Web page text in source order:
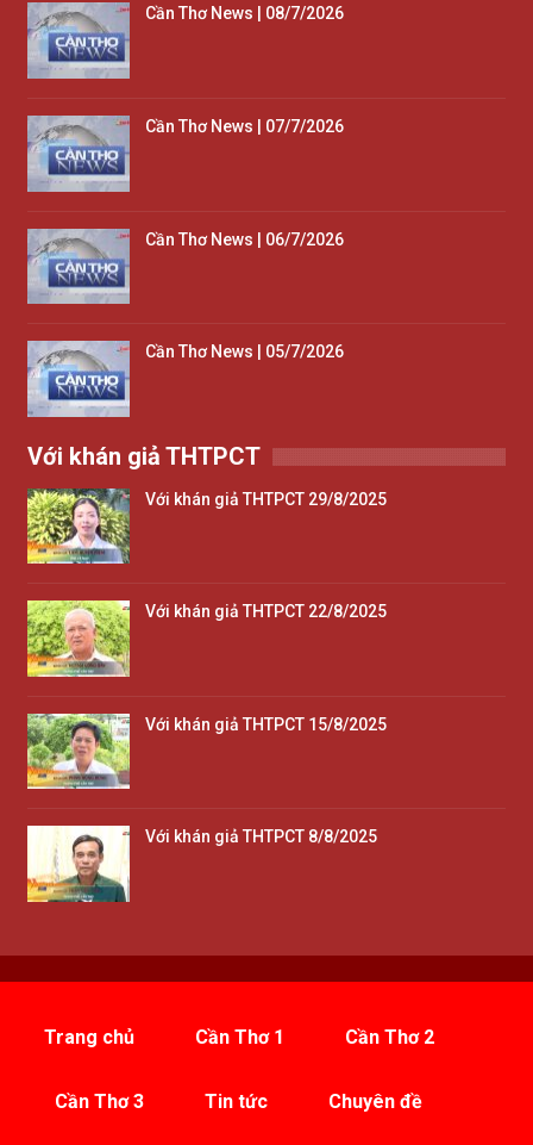
Cần Thơ News | 08/7/2026
Cần Thơ News | 07/7/2026
Cần Thơ News | 06/7/2026
Cần Thơ News | 05/7/2026
Với khán giả THTPCT
Với khán giả THTPCT 29/8/2025
Với khán giả THTPCT 22/8/2025
Với khán giả THTPCT 15/8/2025
Với khán giả THTPCT 8/8/2025
Trang chủ Cần Thơ 1 Cần Thơ 2
Cần Thơ 3 Tin tức Chuyên đề